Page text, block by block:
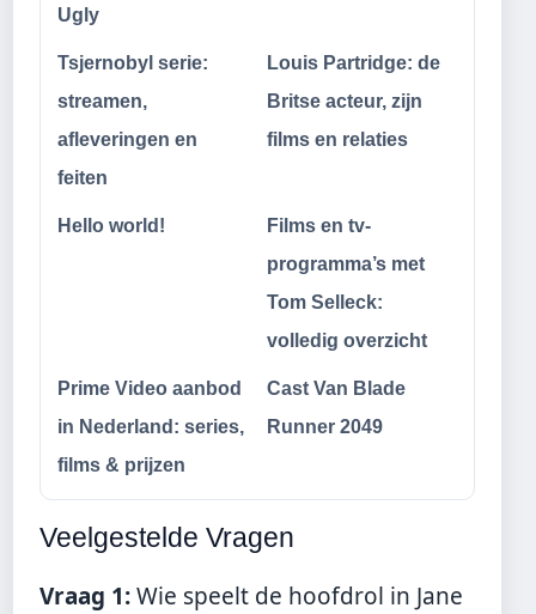
Ugly
Tsjernobyl serie:
streamen,
afleveringen en
feiten
Louis Partridge: de
Britse acteur, zijn
films en relaties
Hello world!
Films en tv-
programma’s met
Tom Selleck:
volledig overzicht
Prime Video aanbod
in Nederland: series,
films & prijzen
Cast Van Blade
Runner 2049
Veelgestelde Vragen
Vraag 1:Wie speelt de hoofdrol in Jane